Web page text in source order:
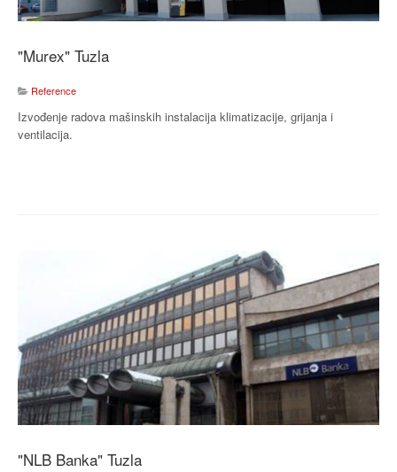
"Murex" Tuzla
Reference
Izvođenje radova mašinskih instalacija klimatizacije, grijanja i
ventilacija.
"NLB Banka" Tuzla